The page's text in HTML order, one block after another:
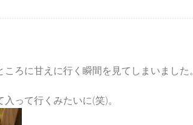
ろに甘えに行く瞬間を見てしまいました。
って行くみたいに(笑)。